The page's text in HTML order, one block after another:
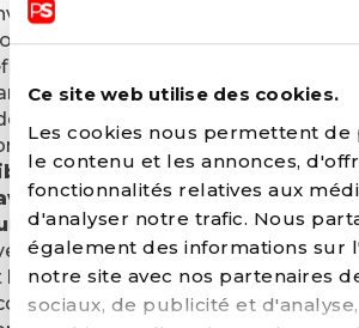
Ce site web utilise des cookies.
Les cookies nous permettent de
le contenu et les annonces,
fonctionnalités relatives aux
d'analyser notre trafic. Nous
également des informations sur
notre site avec nos partenaires
sociaux, de publicité et
ces publics, les opérateurs
déterminer une programmation
les intérêts et les cultures de
son accessibilité
une communication adaptée.
veilleront àcréer et
communales
de lutte contre les
et de découverte . De
un public le plus large possible
les espaces devront veiller à être
Des activités